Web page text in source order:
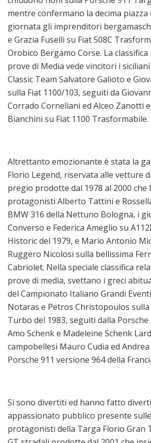
mentre confermano la decima piazza
giornata gli imprenditori
e Grazia Fuselli su Fiat 508C
Orobico Bergamo Corse. La
prove di Media vede vincitori i
Classic Team Salvatore Galioto e
sulla Fiat 1100/103, seguiti da
Corrado Corneliani ed Alceo Zanotti
Bianchini su Fiat 1100 Trasformabile.
Altrettanto emozionante è stata la
Florio Legend, riservata alle vetture
pregio prodotte dal 1978 al 2000 che
protagonisti Alberto Tattini e
BMW 316 della Nettuno Bologna, i
Converso e Federica Ameglio su
Historic del 1979, e Mario Antonio
Ruggero Nicolosi sulla bellissima
Cabriolet. Nella speciale classifica
prove di media, svettano i greci
del Campionato Italiano Grandi
Notaras e Petros Christopoulos sulla
Turbo del 1983, seguiti dalla Porsche
Amo Schenk e Madeleine Schenk
campobellesi Mauro Cudia ed
Porsche 911 versione 964 della
Si sono divertiti ed hanno fatto
appassionato pubblico presente
protagonisti della Targa Florio Gran